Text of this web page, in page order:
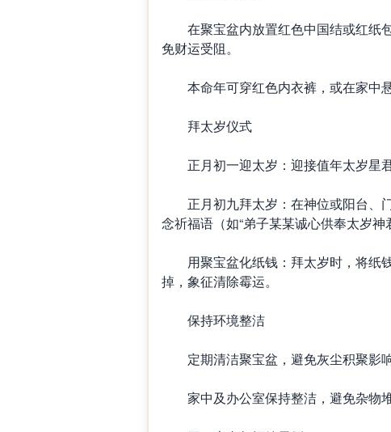
在聚宝盆内放置红色中国结或红纸
免财运受阻。
本命年可穿红色内衣裤，或在家中悬
拜太岁仪式
正月初一迎太岁：迎接值年太岁星君
正月初九拜太岁：在神位或阳台、
念祈福语（如“弟子某某诚心供奉太岁神
用聚宝盆化纸钱：拜太岁时，将纸
掉，象征清除霉运。
保持环境整洁
定期清洁聚宝盆，避免灰尘积聚影响
家中及办公室保持整洁，避免杂物堆